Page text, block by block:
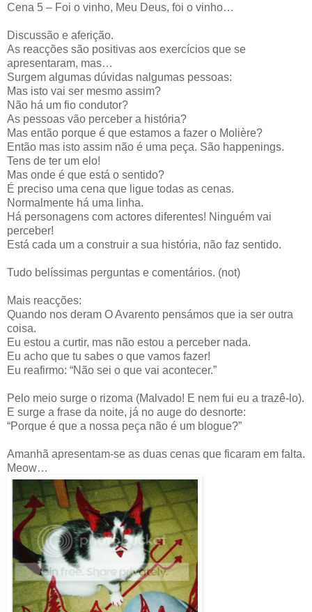
Cena 5 – Foi o vinho, Meu Deus, foi o vinho…
Discussão e aferição.
As reacções são positivas aos exercícios que se
apresentaram, mas…
Surgem algumas dúvidas nalgumas pessoas:
Mas isto vai ser mesmo assim?
Não há um fio condutor?
As pessoas vão perceber a história?
Mas então porque é que estamos a fazer o Molière?
Então mas isto assim não é uma peça. São happenings.
Tens de ter um elo!
Mas onde é que está o sentido?
É preciso uma cena que ligue todas as cenas.
Normalmente há uma linha.
Há personagens com actores diferentes! Ninguém vai
perceber!
Está cada um a construir a sua história, não faz sentido.
Tudo belíssimas perguntas e comentários. (not)
Mais reacções:
Quando nos deram O Avarento pensámos que ia ser outra
coisa.
Eu estou a curtir, mas não estou a perceber nada.
Eu acho que tu sabes o que vamos fazer!
Eu reafirmo: “Não sei o que vai acontecer.”
Pelo meio surge o rizoma (Malvado! E nem fui eu a trazê-lo).
E surge a frase da noite, já no auge do desnorte:
“Porque é que a nossa peça não é um blogue?”
Amanhã apresentam-se as duas cenas que ficaram em falta.
Meow…